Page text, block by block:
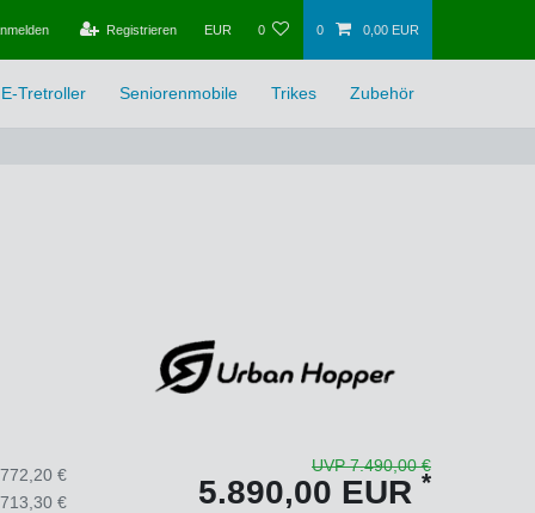
Registrieren EUR 0 0 0,00 EUR
Tretroller Seniorenmobile Trikes Zubehör
€
€
UVP 7.490,00 €
5.890,00 EUR *